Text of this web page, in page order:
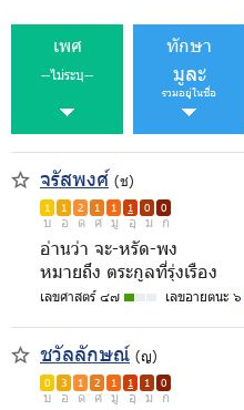
เพศ
--ไม่ระบุ--
ทักษา
มูละ
รวมอยู่ในชื่อ
จรัสพงศ์ (ช)
1 1 2 1 1 1 0 0
บ อ ด ศ มู อุ ม ก
อ่านว่า จะ-หรัด-พง
หมายถึง ตระกูลที่รุ่งเรือง
เลขศาสตร์ ๔๗ เลขอายตนะ ๖
ชวัลลักษณ์ (ญ)
0 3 1 2 1 1 1 0
บ อ ด ศ มู อุ ม ก